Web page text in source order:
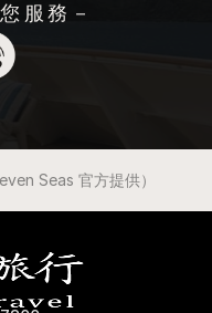
服務－
Seas 官方提供）